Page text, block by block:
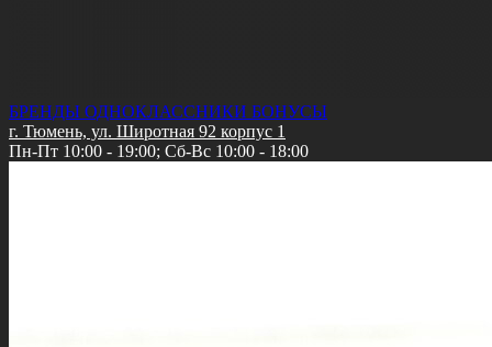
БРЕНДЫ ОДНОКЛАССНИКИ БОНУСЫ
г. Тюмень, ул. Широтная 92 корпус 1
Пн-Пт 10:00 - 19:00; Сб-Вс 10:00 - 18:00